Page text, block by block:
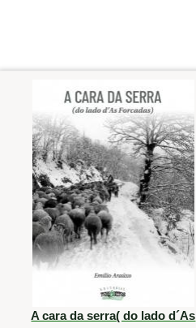
A cara da serra( do lado d´As